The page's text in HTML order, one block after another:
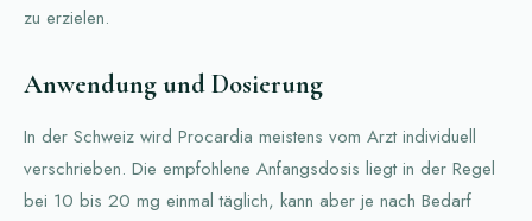
zu erzielen.
Anwendung und Dosierung
In der Schweiz wird Procardia meistens vom Arzt individuell
verschrieben. Die empfohlene Anfangsdosis liegt in der Regel
bei 10 bis 20 mg einmal täglich, kann aber je nach Bedarf